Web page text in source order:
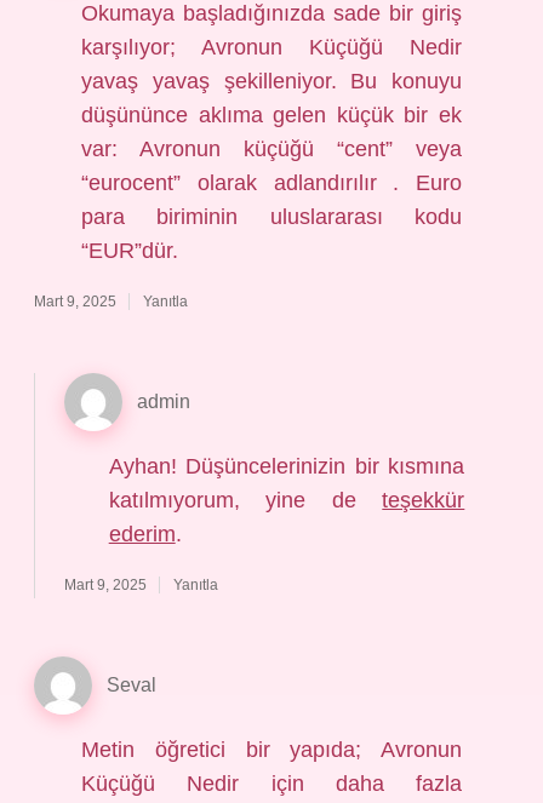
Okumaya başladığınızda sade bir giriş
karşılıyor; Avronun Küçüğü Nedir
yavaş yavaş şekilleniyor. Bu konuyu
düşününce aklıma gelen küçük bir ek
var: Avronun küçüğü “cent” veya
“eurocent” olarak adlandırılır . Euro
para biriminin uluslararası kodu
“EUR”dür.
Mart 9, 2025 Yanıtla
admin
Ayhan! Düşüncelerinizin bir kısmına
katılmıyorum, yine deteşekkür
ederim.
Mart 9, 2025 Yanıtla
Seval
Metin öğretici bir yapıda; Avronun
Küçüğü Nedir için daha fazla